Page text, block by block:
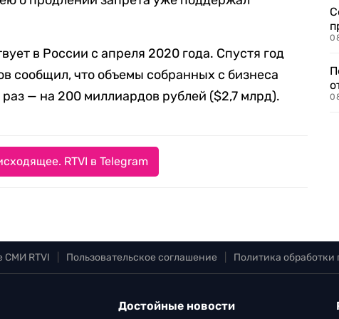
в России с апреля 2020 года. Спустя год
сообщил, что объемы собранных с бизнеса
— на 200 миллиардов рублей ($2,7 млрд).
RTVI в Telegram
СМИ RTVI Пользовательское соглашение Политика
Достойные новости